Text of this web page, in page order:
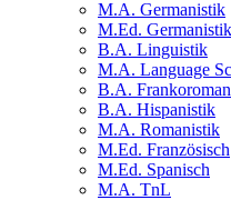
M.A. Germanistik
M.Ed. Germanistik
B.A. Linguistik
M.A. Language
B.A.
B.A. Hispanistik
M.A. Romanistik
M.Ed. Französisch
M.Ed. Spanisch
M.A. TnL